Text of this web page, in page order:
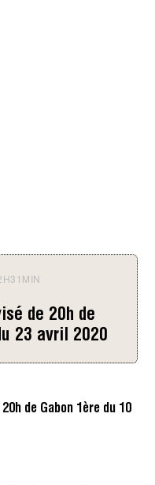
V
R
I
2
0
de 20h de
23 avril 2020
de Gabon 1ère du 10